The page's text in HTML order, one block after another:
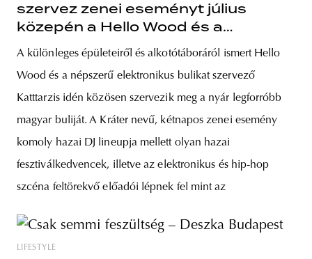
szervez zenei eseményt július
közepén a Hello Wood és a
Katttarzis
A különleges épületeiről és alkotótáboráról ismert Hello
Wood és a népszerű elektronikus bulikat szervező
Katttarzis idén közösen szervezik meg a nyár legforróbb
magyar buliját. A Kráter nevű, kétnapos zenei esemény
komoly hazai DJ lineupja mellett olyan hazai
fesztiválkedvencek, illetve az elektronikus és hip-hop
szcéna feltörekvő előadói lépnek fel mint az
LIFESTYLE